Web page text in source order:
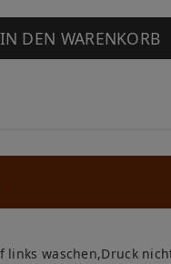
IN DEN WARENKORB
links waschen,Druck